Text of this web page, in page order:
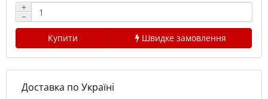
+
−
Купити
Швидке замовлення
Доставка по Україні